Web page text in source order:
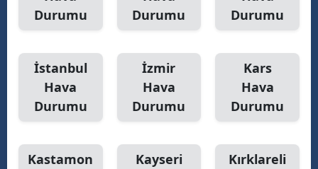
Durumu
Durumu
Durumu
İstanbul
Hava
Durumu
İzmir
Hava
Durumu
Kars
Hava
Durumu
Kastamon
Kayseri
Kırklareli